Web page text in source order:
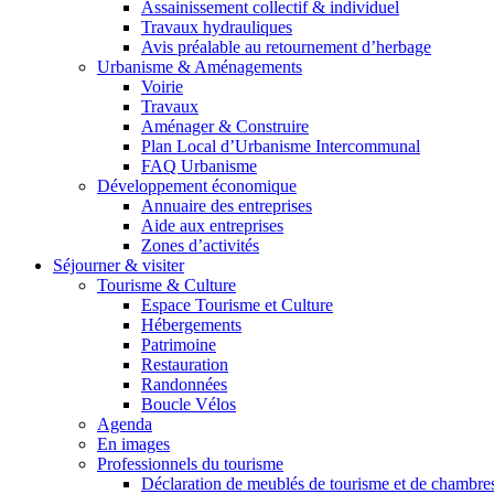
Assainissement collectif & individuel
Travaux hydrauliques
Avis préalable au retournement d’herbage
Urbanisme & Aménagements
Voirie
Travaux
Aménager & Construire
Plan Local d’Urbanisme Intercommunal
FAQ Urbanisme
Développement économique
Annuaire des entreprises
Aide aux entreprises
Zones d’activités
Séjourner & visiter
Tourisme & Culture
Espace Tourisme et Culture
Hébergements
Patrimoine
Restauration
Randonnées
Boucle Vélos
Agenda
En images
Professionnels du tourisme
Déclaration de meublés de tourisme et de